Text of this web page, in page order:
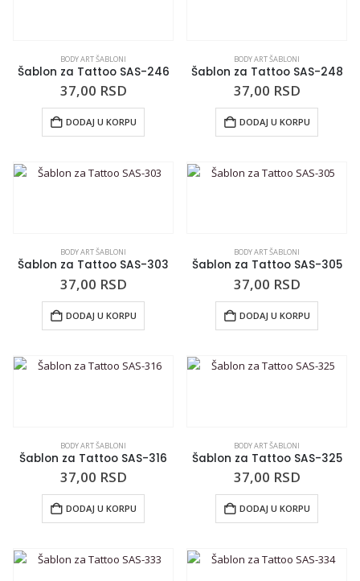
BODY ART ŠABLONI
Šablon za Tattoo SAS-246
37,00 RSD
DODAJ U KORPU
BODY ART ŠABLONI
Šablon za Tattoo SAS-248
37,00 RSD
DODAJ U KORPU
BODY ART ŠABLONI
Šablon za Tattoo SAS-303
37,00 RSD
DODAJ U KORPU
BODY ART ŠABLONI
Šablon za Tattoo SAS-305
37,00 RSD
DODAJ U KORPU
BODY ART ŠABLONI
Šablon za Tattoo SAS-316
37,00 RSD
DODAJ U KORPU
BODY ART ŠABLONI
Šablon za Tattoo SAS-325
37,00 RSD
DODAJ U KORPU